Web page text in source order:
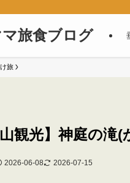
旅食ブログ
旅
山観光】神庭の
2026-06-08 2026-07-15